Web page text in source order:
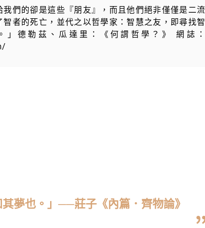
我們的卻是這些『朋友』，而且他們絕非僅僅是二流
者的死亡，並代之以哲學家：智慧之友，即尋找智
」德勒茲、瓜達里：《何謂哲學？》 網誌：
其夢也。」──莊子《內篇．齊物論》